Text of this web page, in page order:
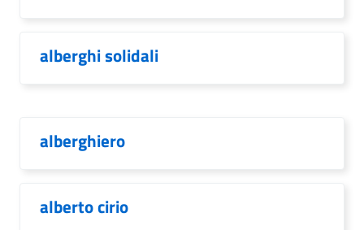
alberghi solidali
alberghiero
alberto cirio